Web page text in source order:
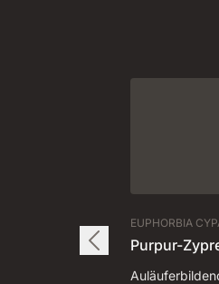
EUPHORBIA
Purpur-